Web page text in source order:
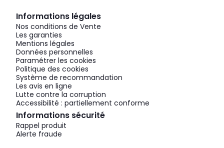
Informations légales
Nos conditions de Vente
Les garanties
Mentions légales
Données personnelles
Paramétrer les cookies
Politique des cookies
Système de recommandation
Les avis en ligne
Lutte contre la corruption
Accessibilité : partiellement conforme
Informations sécurité
Rappel produit
Alerte fraude